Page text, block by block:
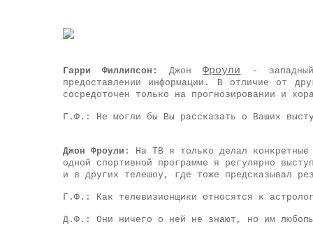
Гарри Филлипсон: ДжонФроули -
предоставлении информации. В отличие от
сосредоточен только на прогнозировании и
Г.Ф.: Не могли бы Вы рассказать о Ваших
Джон Фроули : На ТВ я только делал
одной спортивной программе я регулярно
и в других телешоу, где тоже предсказывал
Г.Ф.: Как телевизионщики относятся к
Д.Ф.: Они ничего о ней не знают, но им